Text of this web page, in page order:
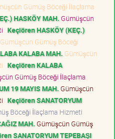
Gümüş Böceği İlaçlama
HASKÖY MAH. Gümüşcün
Keçiören HASKÖY (KEÇ.)
Gümüşcün Gümüş Böceği
KALABA MAH. Gümüşcün
Keçiören KALABA
Gümüş Böceği İlaçlama
19 MAYIS MAH. Gümüşcün
Keçiören SANATORYUM
Böceği İlaçlama Hizmeti
MAH. Gümüşcün Gümüş
SANATORYUM TEPEBAŞI